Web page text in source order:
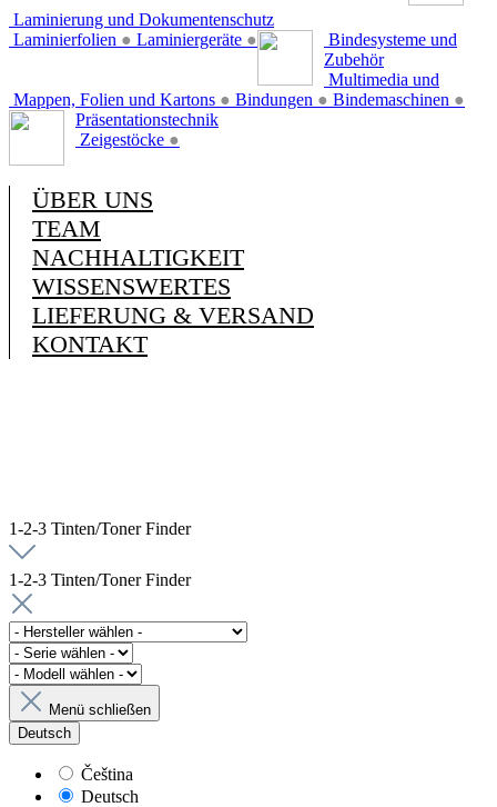
Laminierung und Dokumentenschutz
Laminierfolien ● Laminiergeräte ●
Bindesysteme und
Zubehör
Mappen, Folien und Kartons ● Bindungen ● Bindemaschinen ●
Multimedia und
Präsentationstechnik
Zeigestöcke ●
ÜBER UNS
TEAM
NACHHALTIGKEIT
WISSENSWERTES
LIEFERUNG & VERSAND
KONTAKT
1-2-3 Tinten/Toner Finder
1-2-3 Tinten/Toner Finder
Menü schließen
Deutsch
Čeština
Deutsch